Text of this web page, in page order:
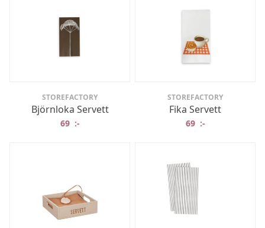
STOREFACTORY
Björnloka Servett
69 :-
STOREFACTORY
Fika Servett
69 :-